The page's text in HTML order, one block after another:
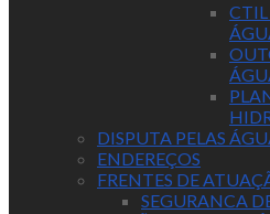
CTIL
DISPUTA PELAS
ENDEREÇOS
FRENTES DE
SEGURANCA